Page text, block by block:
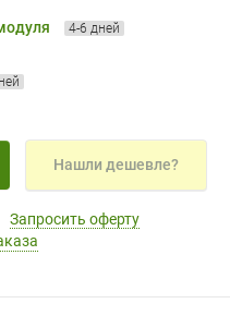
4-6 дней
Нашли дешевле?
Запросить оферту